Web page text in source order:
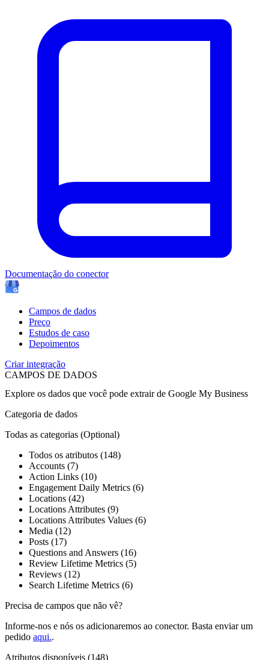
Documentação do conector
Campos de dados
Preço
Estudos de caso
Depoimentos
Criar integração
CAMPOS DE DADOS
Explore os dados que você pode extrair de Google My Business
Categoria de dados
Todas as categorias (Optional)
Todos os atributos (148)
Accounts (7)
Action Links (10)
Engagement Daily Metrics (6)
Locations (42)
Locations Attributes (9)
Locations Attributes Values (6)
Media (12)
Posts (17)
Questions and Answers (16)
Review Lifetime Metrics (5)
Reviews (12)
Search Lifetime Metrics (6)
Precisa de campos que não vê?
Informe-nos e nós os adicionaremos ao conector. Basta enviar um
pedido aqui..
Atributos disponíveis (148)